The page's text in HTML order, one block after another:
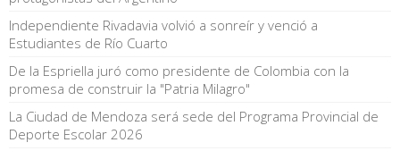
Independiente Rivadavia volvió a sonreír y venció a
Estudiantes de Río Cuarto
De la Espriella juró como presidente de Colombia con la
promesa de construir la "Patria Milagro"
La Ciudad de Mendoza será sede del Programa Provincial de
Deporte Escolar 2026